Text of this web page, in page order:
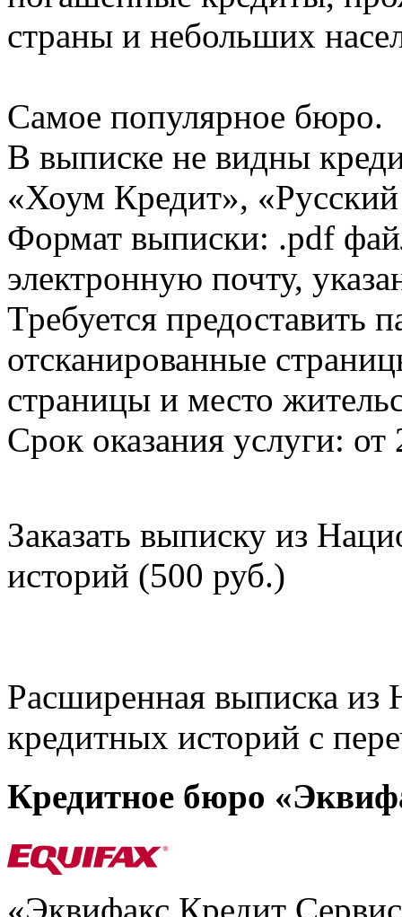
страны и небольших
Самое популярное бюро.
В выписке не видны
«Хоум Кредит»,
Формат выписки: .pdf
электронную почту,
Требуется предоставить
отсканированные
страницы и место
Срок оказания услуги: от
Заказать выписку из
историй (500 руб.)
Расширенная выписка из
кредитных историй с
Кредитное бюро
«Эквифакс Кредит